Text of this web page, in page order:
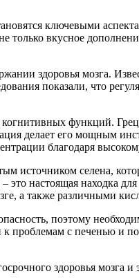
ключевыми
только вкусное
здоровья мозга.
показали, что
функций.
делает его мощным
благодаря
источником селена,
настоящая находка
а также различными
поэтому
проблемам с печенью и
здоровья мозга